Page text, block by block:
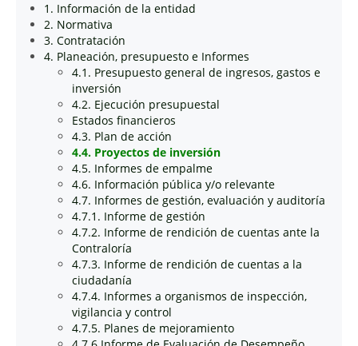
1. Información de la entidad
2. Normativa
3. Contratación
4. Planeación, presupuesto e Informes
4.1. Presupuesto general de ingresos, gastos e
inversión
4.2. Ejecución presupuestal
Estados financieros
4.3. Plan de acción
4.4. Proyectos de inversión
4.5. Informes de empalme
4.6. Información pública y/o relevante
4.7. Informes de gestión, evaluación y auditoría
4.7.1. Informe de gestión
4.7.2. Informe de rendición de cuentas ante la
Contraloría
4.7.3. Informe de rendición de cuentas a la
ciudadanía
4.7.4. Informes a organismos de inspección,
vigilancia y control
4.7.5. Planes de mejoramiento